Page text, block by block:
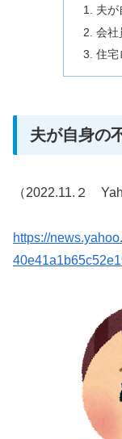
夫が
会社
住
夫が自身の
（2022.11.２
https://